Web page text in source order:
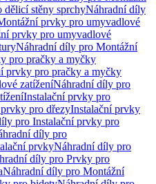
dělicí stěny sprchyNáhradní díly
prvky pro umyvadlové
prvky pro umyvadlové
Náhradní díly pro Montážní
pro pračky a myčky
prvky pro pračky a myčky
zatíženíNáhradní díly pro
Instalační prvky pro
pro dřezyInstalační prvky
pro Instalační prvky pro
díly pro
prvkyNáhradní díly pro
díly pro Prvky pro
Náhradní díly pro Montážní